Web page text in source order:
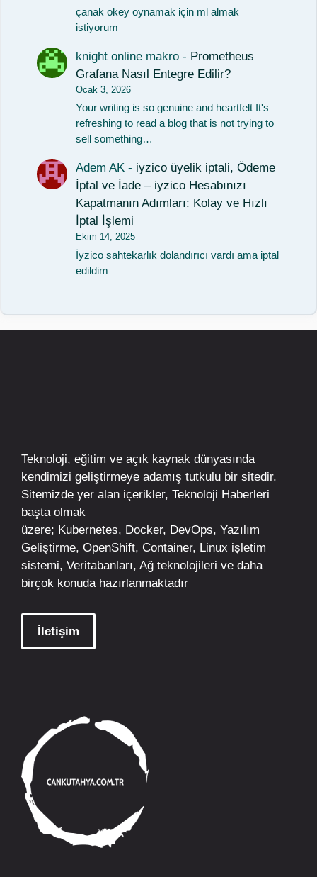
çanak okey oynamak için ml almak
istiyorum
knight online makro - Prometheus
Grafana Nasıl Entegre Edilir?
Ocak 3, 2026
Your writing is so genuine and heartfelt It's
refreshing to read a blog that is not trying to
sell something…
Adem AK - iyzico üyelik iptali, Ödeme
İptal ve İade – iyzico Hesabınızı
Kapatmanın Adımları: Kolay ve Hızlı
İptal İşlemi
Ekim 14, 2025
İyzico sahtekarlık dolandırıcı vardı ama iptal
edildim
Teknoloji, eğitim ve açık kaynak dünyasında
kendimizi geliştirmeye adamış tutkulu bir sitedir.
Sitemizde yer alan içerikler, Teknoloji Haberleri
başta olmak
üzere; Kubernetes, Docker, DevOps, Yazılım
Geliştirme, OpenShift, Container, Linux işletim
sistemi, Veritabanları, Ağ teknolojileri ve daha
birçok konuda hazırlanmaktadır
İletişim